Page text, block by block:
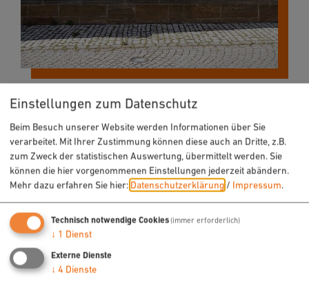
Einstellungen zum Datenschutz
Beim Besuch unserer Website werden Informationen über Sie
verarbeitet. Mit Ihrer Zustimmung können diese auch an Dritte, z.B.
zum Zweck der statistischen Auswertung, übermittelt werden. Sie
können die hier vorgenommenen Einstellungen jederzeit abändern.
Mehr dazu erfahren Sie hier: Datenschutzerklärung / Impressum.
Technisch notwendige Cookies(immer erforderlich)
↓ 1 Dienst
Externe Dienste
↓ 4 Dienste